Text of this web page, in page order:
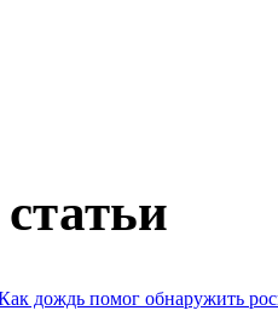
дождь помог обнаружить